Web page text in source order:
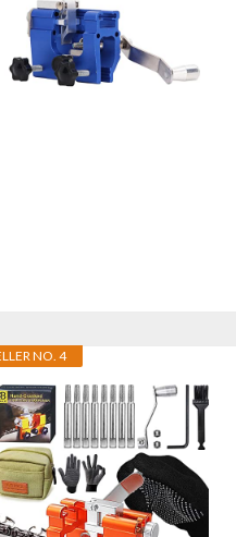
NO. 4